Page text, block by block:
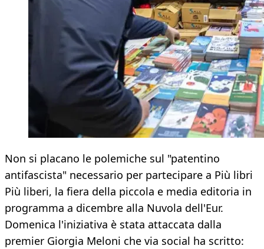
Non si placano le polemiche sul "patentino
antifascista" necessario per partecipare a Più libri
Più liberi, la fiera della piccola e media editoria in
programma a dicembre alla Nuvola dell'Eur.
Domenica l'iniziativa è stata attaccata dalla
premier Giorgia Meloni che via social ha scritto: